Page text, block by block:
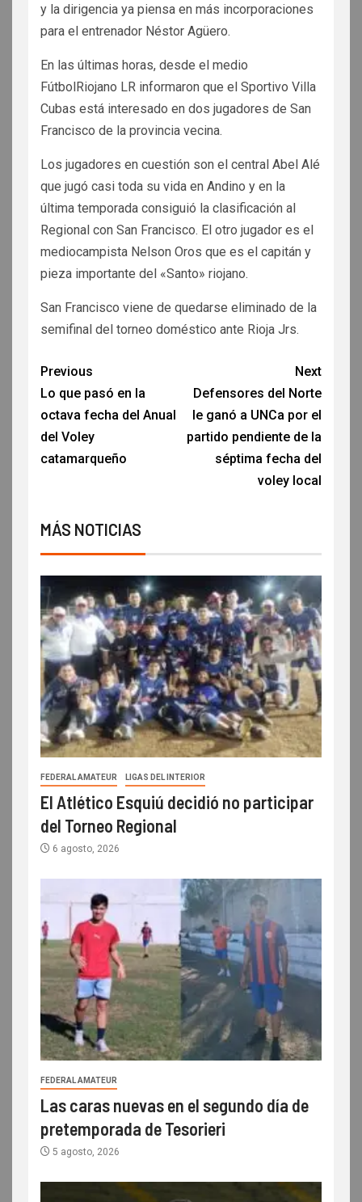
y la dirigencia ya piensa en más incorporaciones
para el entrenador Néstor Agüero.
En las últimas horas, desde el medio
FútbolRiojano LR informaron que el Sportivo Villa
Cubas está interesado en dos jugadores de San
Francisco de la provincia vecina.
Los jugadores en cuestión son el central Abel Alé
que jugó casi toda su vida en Andino y en la
última temporada consiguió la clasificación al
Regional con San Francisco. El otro jugador es el
mediocampista Nelson Oros que es el capitán y
pieza importante del «Santo» riojano.
San Francisco viene de quedarse eliminado de la
semifinal del torneo doméstico ante Rioja Jrs.
Previous
Lo que pasó en la
octava fecha del Anual
del Voley
catamarqueño
Next
Defensores del Norte
le ganó a UNCa por el
partido pendiente de la
séptima fecha del
voley local
MÁS NOTICIAS
FEDERAL AMATEUR LIGAS DEL INTERIOR
El Atlético Esquiú decidió no participar
del Torneo Regional
6 agosto, 2026
FEDERAL AMATEUR
Las caras nuevas en el segundo día de
pretemporada de Tesorieri
5 agosto, 2026